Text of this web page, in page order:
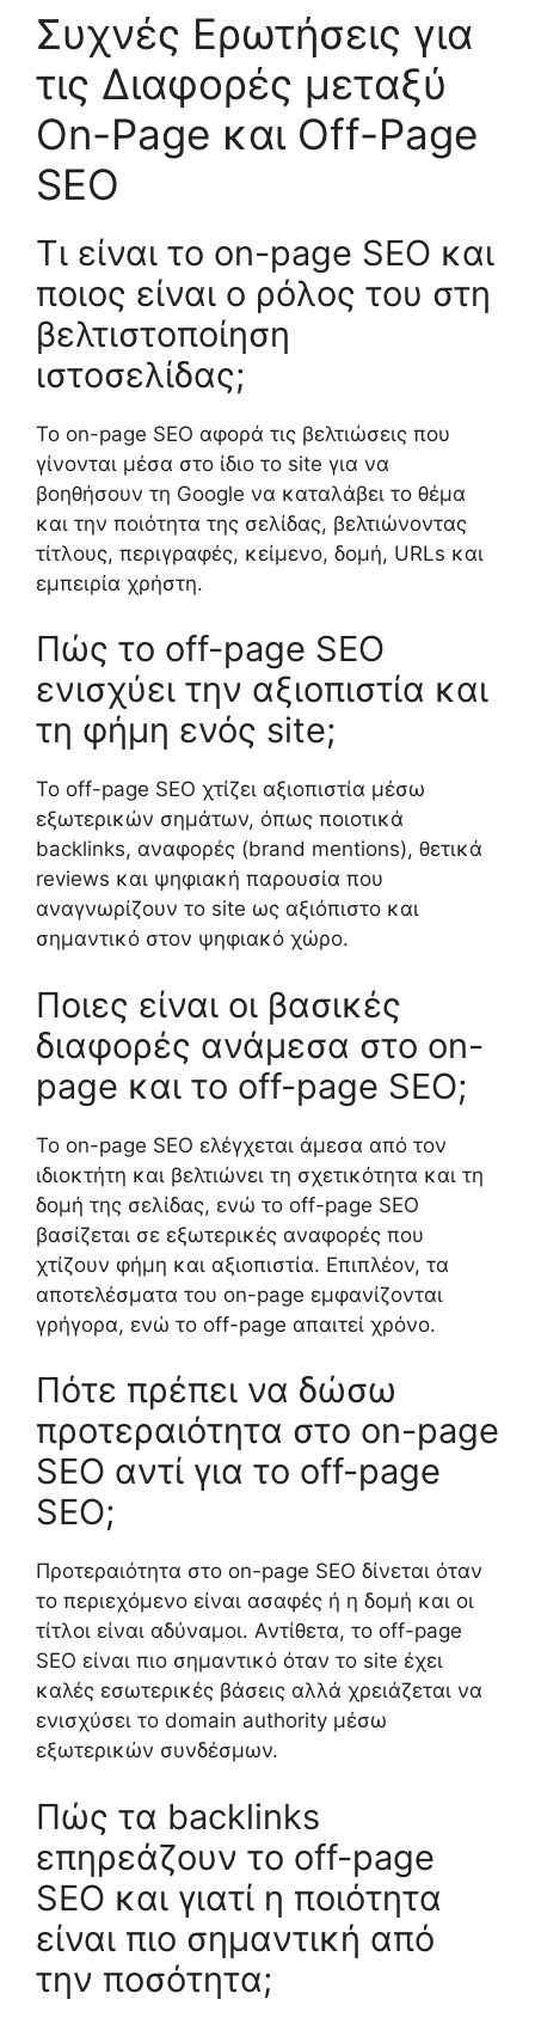
Συχνές Ερωτήσεις για
τις Διαφορές μεταξύ
On-Page και Off-Page
SEO
Τι είναι το on-page SEO και
ποιος είναι ο ρόλος του στη
βελτιστοποίηση
ιστοσελίδας;
Το on-page SEO αφορά τις βελτιώσεις που
γίνονται μέσα στο ίδιο το site για να
βοηθήσουν τη Google να καταλάβει το θέμα
και την ποιότητα της σελίδας, βελτιώνοντας
τίτλους, περιγραφές, κείμενο, δομή, URLs και
εμπειρία χρήστη.
Πώς το off-page SEO
ενισχύει την αξιοπιστία και
τη φήμη ενός site;
Το off-page SEO χτίζει αξιοπιστία μέσω
εξωτερικών σημάτων, όπως ποιοτικά
backlinks, αναφορές (brand mentions), θετικά
reviews και ψηφιακή παρουσία που
αναγνωρίζουν το site ως αξιόπιστο και
σημαντικό στον ψηφιακό χώρο.
Ποιες είναι οι βασικές
διαφορές ανάμεσα στο on-
page και το off-page SEO;
Το on-page SEO ελέγχεται άμεσα από τον
ιδιοκτήτη και βελτιώνει τη σχετικότητα και τη
δομή της σελίδας, ενώ το off-page SEO
βασίζεται σε εξωτερικές αναφορές που
χτίζουν φήμη και αξιοπιστία. Επιπλέον, τα
αποτελέσματα του on-page εμφανίζονται
γρήγορα, ενώ το off-page απαιτεί χρόνο.
Πότε πρέπει να δώσω
προτεραιότητα στο on-page
SEO αντί για το off-page
SEO;
Προτεραιότητα στο on-page SEO δίνεται όταν
το περιεχόμενο είναι ασαφές ή η δομή και οι
τίτλοι είναι αδύναμοι. Αντίθετα, το off-page
SEO είναι πιο σημαντικό όταν το site έχει
καλές εσωτερικές βάσεις αλλά χρειάζεται να
ενισχύσει το domain authority μέσω
εξωτερικών συνδέσμων.
Πώς τα backlinks
επηρεάζουν το off-page
SEO και γιατί η ποιότητα
είναι πιο σημαντική από
την ποσότητα;